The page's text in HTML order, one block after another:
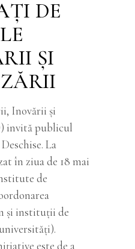
DE
ȘI
Inovării și
invită publicul
La
în ziua de 18 mai
de
și instituții de
este de a